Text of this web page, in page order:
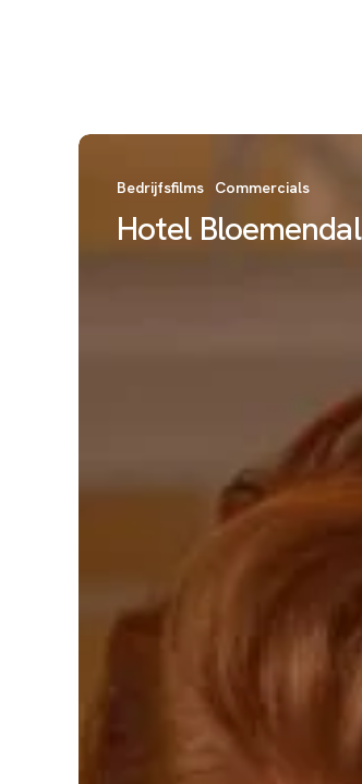
Hotel
Bedrijfsfilms Commercials
Hotel Bloemendal